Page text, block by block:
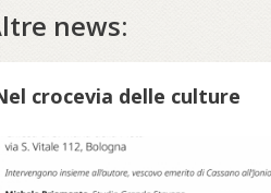
news:
crocevia delle culture